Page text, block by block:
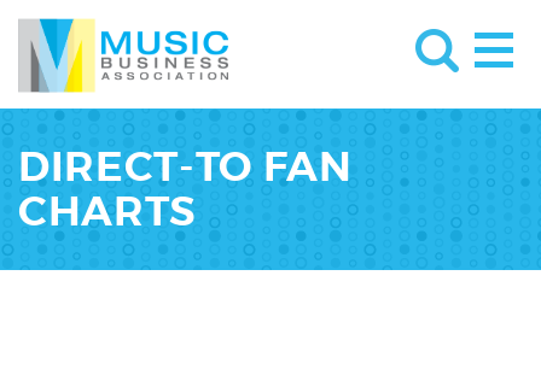
DIRECT-TO FAN
CHARTS